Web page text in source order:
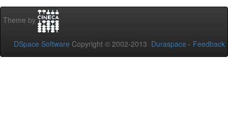
Theme by
DSpace Software Copyright © 2002-2013 Duraspace - Feedback